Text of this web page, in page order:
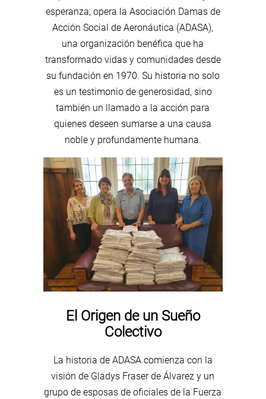
esperanza, opera la Asociación Damas de
Acción Social de Aeronáutica (ADASA),
una organización benéfica que ha
transformado vidas y comunidades desde
su fundación en 1970. Su historia no solo
es un testimonio de generosidad, sino
también un llamado a la acción para
quienes deseen sumarse a una causa
noble y profundamente humana.
El Origen de un Sueño
Colectivo
La historia de ADASA comienza con la
visión de Gladys Fraser de Álvarez y un
grupo de esposas de oficiales de la Fuerza